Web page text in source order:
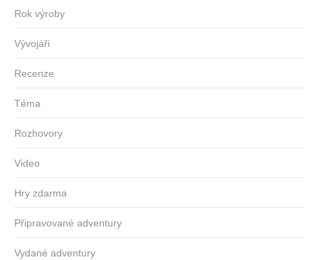
Rok výroby
Vývojáři
Recenze
Téma
Rozhovory
Video
Hry zdarma
Připravované adventury
Vydané adventury